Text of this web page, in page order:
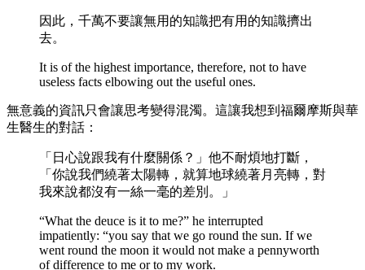
因此，千萬不要讓無用的知識把有用的知識擠出
去。
It is of the highest importance, therefore, not to have
useless facts elbowing out the useful ones.
無意義的資訊只會讓思考變得混濁。這讓我想到福爾摩斯與華
生醫生的對話：
「日心說跟我有什麼關係？」他不耐煩地打斷，
「你說我們繞著太陽轉，就算地球繞著月亮轉，對
我來說都沒有一絲一毫的差別。」
“What the deuce is it to me?” he interrupted
impatiently: “you say that we go round the sun. If we
went round the moon it would not make a pennyworth
of difference to me or to my work.